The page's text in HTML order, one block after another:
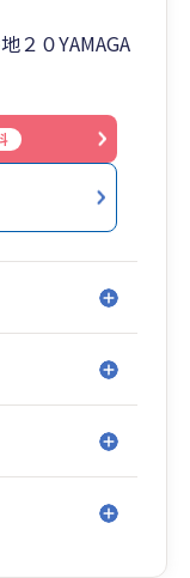
ービスを提供
０年後を見
トーです。
いることにフ
、増やすこ
人としてより
まいります。
人・チームワ
ます。
２０YAMAGA